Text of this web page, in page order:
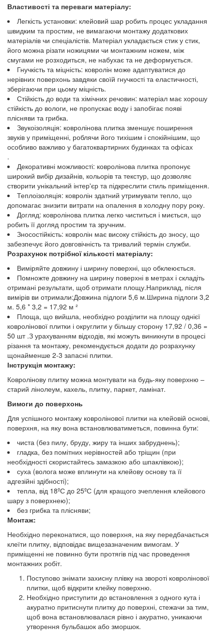
Властивості та переваги матеріалу:
Легкість установки: клейовий шар робить процес укладання
швидким та простим, не вимагаючи монтажу додаткових
матеріалів чи спеціалістів. Матеріал укладається стик у стик,
його можна різати ножицями чи монтажним ножем, між
смугами не розходиться, не набухає та не деформується.
Гнучкість та міцність: ковролін може адаптуватися до
нерівних поверхонь завдяки своїй гнучкості та еластичності,
зберігаючи при цьому міцність.
Стійкість до води та хімічних речовин: матеріал має хорошу
стійкість до вологи, не пропускає воду і запобігає появі
плісняви та грибка.
Звукоізоляція: ковролінова плитка зменшує поширення
звуків у приміщенні, роблячи його тихішим і спокійнішим, що
особливо важливо у багатоквартирних будинках та офісах
.
Декоративні можливості: ковролінова плитка пропонує
широкий вибір дизайнів, кольорів та текстур, що дозволяє
створити унікальний інтер'єр та підкреслити стиль приміщення.
Теплоізоляція: ковролін здатний утримувати тепло, що
допомагає знизити витрати на опалення в холодну пору року.
Догляд: ковролінова плитка легко чиститься і миється, що
робить її догляд простим та зручним.
Зносостійкість: ковролін має високу стійкість до зносу, що
забезпечує його довговічність та тривалий термін служби.
Розрахунок потрібної кількості матеріалу:
Виміряйте довжину і ширину поверхні, що обклеюється.
Помножте довжину на ширину поверхні в метрах і складіть
отримані результати, щоб отримати площу.Наприклад, після
вимірів ви отримали:Довжина підлоги 5,6 м.Ширина підлоги 3,2
м. 5,6 * 3,2 = 17,92 м ²
Площа, що вийшла, необхідно розділити на площу однієї
ковролінової плитки і округлити у більшу сторону 17,92 / 0,36 =
50 шт .З урахуванням відходів, які можуть виникнути в процесі
різання та монтажу, рекомендується додати до розрахунку
щонайменше 2-3 запасні плитки.
Інструкція монтажу:
Ковролінову плитку можна монтувати на будь-яку поверхню –
старий лінолеум, кахель, плитку, паркет, ламінат.
Вимоги до поверхонь
Для успішного монтажу ковролінової плитки на клейовій основі,
поверхня, на яку вона встановлюватиметься, повинна бути:
чиста (без пилу, бруду, жиру та інших забруднень);
гладка, без помітних нерівностей або тріщин (при
необхідності скористайтесь замазкою або шпаклівкою);
суха (волога може вплинути на клейову основу та її
адгезійні здібності);
тепла, від 18ºС до 25ºС (для кращого зчеплення клейового
шару з поверхнею);
без грибка та плісняви;
Монтаж:
Необхідно переконатися, що поверхня, на яку передбачається
клеїти плитку, відповідає вищезазначеним вимогам. У
приміщенні не повинно бути протягів під час проведення
монтажних робіт.
Поступово знімати захисну плівку на звороті ковролінової
плитки, щоб відкрити клейку поверхню.
Необхідно приступити до встановлення з одного кута і
акуратно притиснути плитку до поверхні, стежачи за тим,
щоб вона встановлювалася рівно і акуратно, уникаючи
утворення бульбашок або зморшок.